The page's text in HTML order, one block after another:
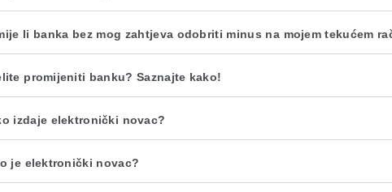
li banka bez mog zahtjeva odobriti minus na mojem tekućem
promijeniti banku? Saznajte kako!
izdaje elektronički novac?
je elektronički novac?